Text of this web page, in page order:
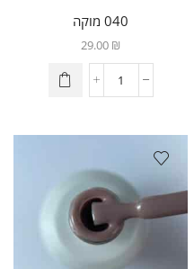
040 מוקה
29.00 ₪